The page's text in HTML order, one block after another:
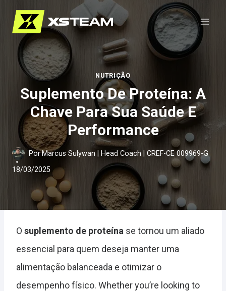
Pular
para
Conteúdo
NUTRIÇÃO
Suplemento De Proteína: A
Chave Para Sua Saúde E
Performance
PorMarcus Sulywan | Head Coach | CREF-CE 009969-G
18/03/2025
O suplemento de proteína se tornou um aliado
essencial para quem deseja manter uma
alimentação balanceada e otimizar o
desempenho físico. Whether you’re looking to